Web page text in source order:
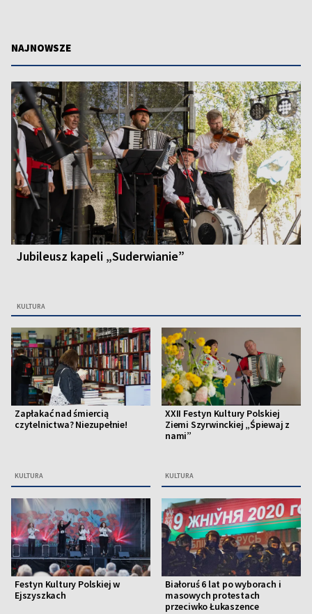
NAJNOWSZE
Jubileusz kapeli „Suderwianie”
KULTURA
Zapłakać nad śmiercią
czytelnictwa? Niezupełnie!
KULTURA
XXII Festyn Kultury Polskiej
Ziemi Szyrwinckiej „Śpiewaj z
nami”
KULTURA
Festyn Kultury Polskiej w
Ejszyszkach
Białoruś 6 lat po wyborach i
masowych protestach
przeciwko Łukaszence